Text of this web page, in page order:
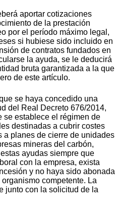
aportar cotizaciones
de la prestación
por el período máximo legal,
si hubiese sido incluido en
de contratos fundados en
la ayuda, se le deducirá
bruta garantizada a la que
de este artículo.
se haya concedido una
del Real Decreto 676/2014,
se establece el régimen de
destinadas a cubrir costes
planes de cierre de unidades
mineras del carbón,
ayudas siempre que
con la empresa, exista
y no haya sido abonada
competente. La
junto con la solicitud de la